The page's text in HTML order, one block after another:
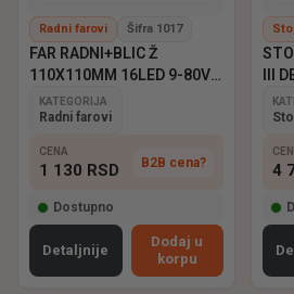
Radni farovi Šifra 1017
FAR RADNI+BLIC Ž
110X110MM 16LED 9-80V
EMARK
KATEGORIJA
Radni farovi
CENA
1 130 RSD B2B cena?
Dostupno
Detaljnije
Dodaj u
korpu
III
4